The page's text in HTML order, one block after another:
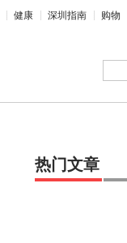
健康 深圳指南 购物
热门文章